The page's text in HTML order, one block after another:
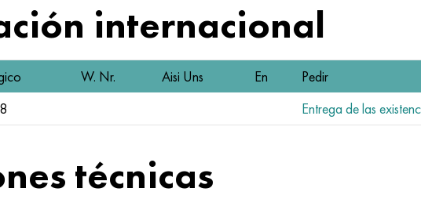
internacional
W. Nr. Aisi Uns En
Pedir
Entrega de las
técnicas